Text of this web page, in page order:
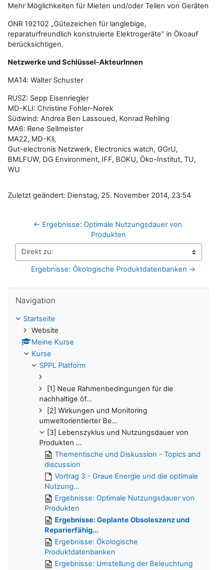
Mehr Möglichkeiten für Mieten und/oder Teilen von Geräten
ONR 192102 „Gütezeichen für langlebige,
reparaturfreundlich konstruierte Elektrogeräte“ in Ökoauf
berücksichtigen.
Netzwerke und Schlüssel-AkteurInnen
MA14: Walter Schuster
RUSZ: Sepp Eisenriegler
MD-KLI: Christine Fohler-Norek
Südwind: Andrea Ben Lassoued, Konrad Rehling
MA6: Rene Sellmeister
MA22, MD-Kli,
Gut-electronis Netzwerk, Electronics watch, GGrU,
BMLFUW, DG Environment, IFF, BOKU, Öko-Institut, TU,
WU
Zuletzt geändert: Dienstag, 25. November 2014, 23:54
← Ergebnisse: Optimale Nutzungsdauer von
Produkten
Direkt zu:
Ergebnisse: Ökologische Produktdatenbanken →
Navigation
Startseite
Website
Meine Kurse
Kurse
SPPL Platform
[1] Neue Rahmenbedingungen für die
nachhaltige öf...
[2] Wirkungen und Monitoring
umweltorientierter Be...
[3] Lebenszyklus und Nutzungsdauer von
Produkten ...
Thementische und Diskussion - Topics and
discussion
Vortrag 3 - Graue Energie und die optimale
Nutzung...
Ergebnisse: Optimale Nutzungsdauer von
Produkten
Ergebnisse: Geplante Obsoleszenz und
Reparierfähig...
Ergebnisse: Ökologische
Produktdatenbanken
Ergebnisse: Umstellung der Beleuchtung